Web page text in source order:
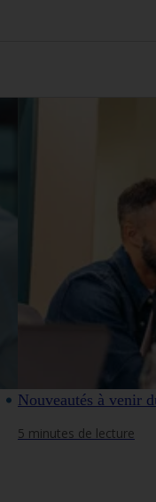
Nouveautés à venir
5 minutes de lecture